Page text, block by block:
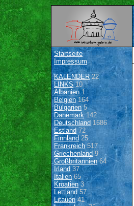
Startseite
Impressum
KALENDER22
LINKS10
Albanien1
Belgien164
Bulgarien 5
Dänemark142
Deutschland 1686
Estland 72
Finnland 25
Frankreich517
Griechenland9
Großbritannien64
Irland 37
Italien65
Kroatien3
Lettland57
Litauen41